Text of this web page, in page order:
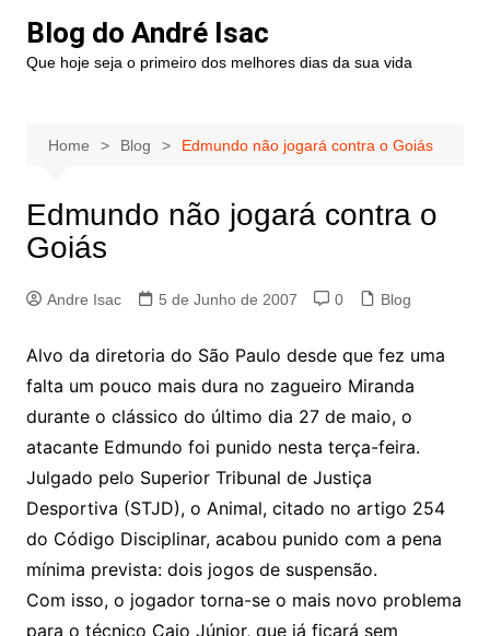
Blog do André Isac
Que hoje seja o primeiro dos melhores dias da sua vida
Home Blog Edmundo não jogará contra o Goiás
Edmundo não jogará contra o
Goiás
Andre Isac 5 de Junho de 2007 0 Blog
Alvo da diretoria do São Paulo desde que fez uma
falta um pouco mais dura no zagueiro Miranda
durante o clássico do último dia 27 de maio, o
atacante Edmundo foi punido nesta terça-feira.
Julgado pelo Superior Tribunal de Justiça
Desportiva (STJD), o Animal, citado no artigo 254
do Código Disciplinar, acabou punido com a pena
mínima prevista: dois jogos de suspensão.
Com isso, o jogador torna-se o mais novo problema
para o técnico Caio Júnior, que já ficará sem